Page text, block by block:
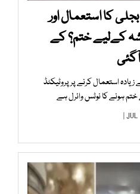
بجلی کا استعمال اور
کےلیے ختم؟ کے
بجلی 200 یونٹ سے زیادہ استعمال کرنے پر پروٹیکٹڈ
ہونے کا نوٹس وائرل ہے